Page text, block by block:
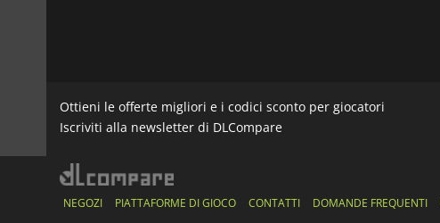
Ottieni le offerte migliori e i codici sconto per giocatori
Iscriviti alla newsletter di DLCompare
NEGOZI PIATTAFORME DI GIOCO CONTATTI DOMANDE FREQUENTI